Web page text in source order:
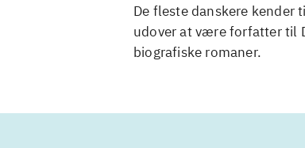
De fleste danskere kender
udover at være forfatter til
biografiske romaner.